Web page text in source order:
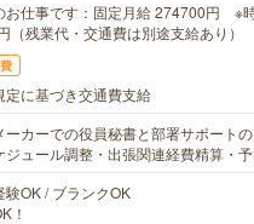
お仕事です：固定月給 274700円 ※
（残業代・交通費は別途支給あり）
定に基づき交通費支給
ーカーでの役員秘書と部署サポート
ジュール調整・出張関連経費精算・
験OK / ブランクOK
！